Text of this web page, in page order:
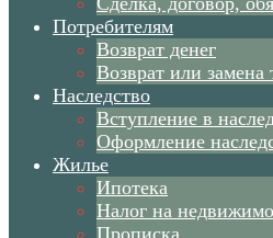
Потребителям
Возврат денег
Возврат или замена
Наследство
Вступление в
Оформление
Жилье
Ипотека
Налог на
Прописка